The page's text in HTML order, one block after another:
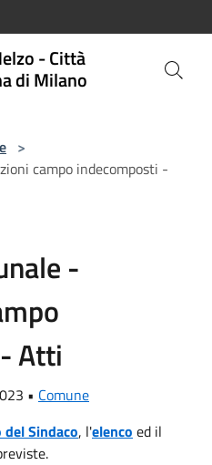
- Città
di Milano
>
campo indecomposti -
-
Atti
• Comune
Sindaco, l'elenco ed il